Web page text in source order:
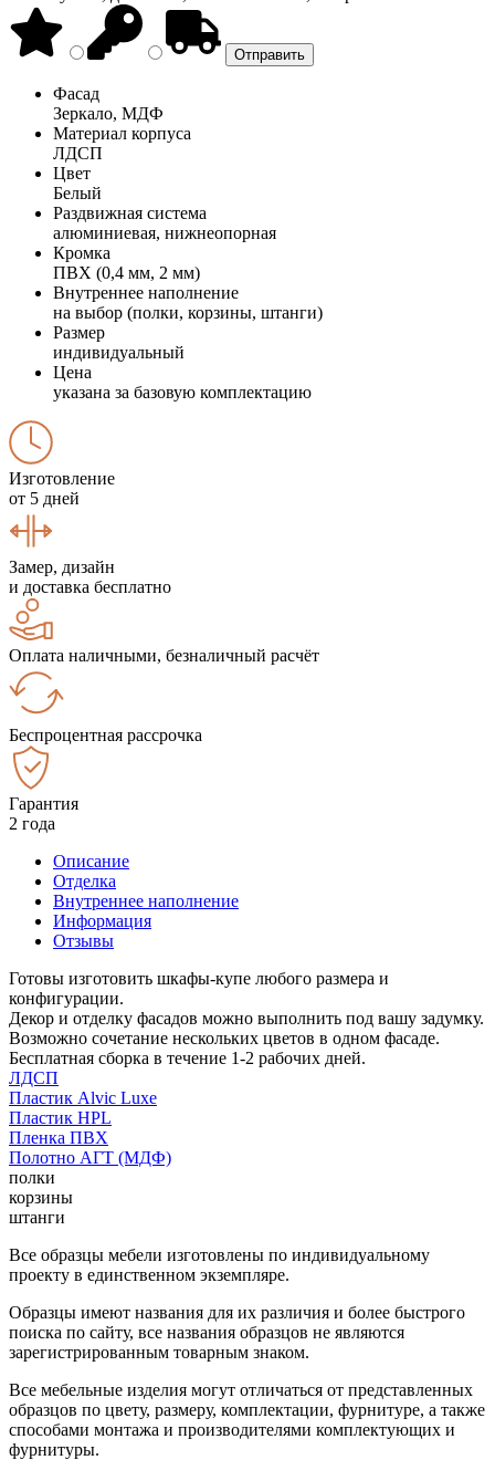
Фасад
Зеркало, МДФ
Материал корпуса
ЛДСП
Цвет
Белый
Раздвижная система
алюминиевая, нижнеопорная
Кромка
ПВХ (0,4 мм, 2 мм)
Внутреннее наполнение
на выбор (полки, корзины, штанги)
Размер
индивидуальный
Цена
указана за базовую комплектацию
Изготовление
от 5 дней
Замер, дизайн
и доставка бесплатно
Оплата наличными, безналичный расчёт
Беспроцентная рассрочка
Гарантия
2 года
Описание
Отделка
Внутреннее наполнение
Информация
Отзывы
Готовы изготовить шкафы-купе любого размера и
конфигурации.
Декор и отделку фасадов можно выполнить под вашу задумку.
Возможно сочетание нескольких цветов в одном фасаде.
Бесплатная сборка в течение 1-2 рабочих дней.
ЛДСП
Пластик Alvic Luxe
Пластик HPL
Пленка ПВХ
Полотно АГТ (МДФ)
полки
корзины
штанги
Все образцы мебели изготовлены по индивидуальному
проекту в единственном экземпляре.
Образцы имеют названия для их различия и более быстрого
поиска по сайту, все названия образцов не являются
зарегистрированным товарным знаком.
Все мебельные изделия могут отличаться от представленных
образцов по цвету, размеру, комплектации, фурнитуре, а также
способами монтажа и производителями комплектующих и
фурнитуры.